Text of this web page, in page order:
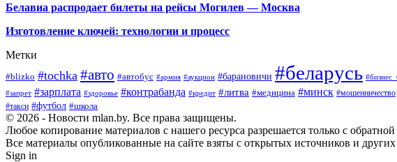
Белавиа распродает билеты на рейсы Могилев — Москва
Изготовление ключей: технологии и процесс
Метки
#blizko #tochka #авто #автобус #армия #аукцион #барановичи #беларусь
#запрет #зарплата #здоровье #контрабанда #кредит #литва #медицина #минск #мошенничество
#такси #футбол #школа
© 2026 - Новости mlan.by. Все права защищены.
Любое копирование материалов с нашего ресурса разрешается только с
Все материалы опубликованные на сайте взяты с открытых источников и
Sign in